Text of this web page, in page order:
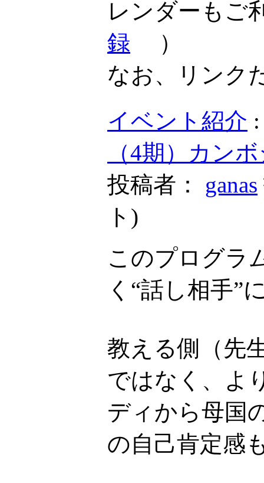
レンダーもご
録 ）
なお、リンク
イベント紹介
（4期）カン
投稿者： ganas
ト )
このプログラ
く“話し相手”
教える側（先
ではなく、よ
ディから母国
の自己肯定感